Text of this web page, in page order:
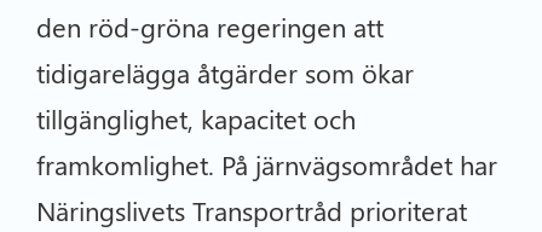
den röd-gröna regeringen att
tidigarelägga åtgärder som ökar
tillgänglighet, kapacitet och
framkomlighet. På järnvägsområdet har
Näringslivets Transportråd prioriterat